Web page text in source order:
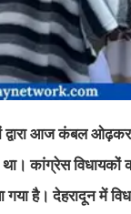
आज कंबल
कांग्रेस विधायकों
है। देहरादून में